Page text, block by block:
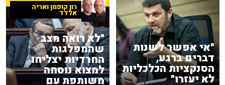
"אי אפשר לשנות
דברים ברגע,
הסנקציות הכלכליות
לא יעזרו"
רון קופמן ואריה
אלדד
"לא רואה מצב
שהמפלגות
החרדיות יצליחו
למצוא נוסחה
משותפת עם